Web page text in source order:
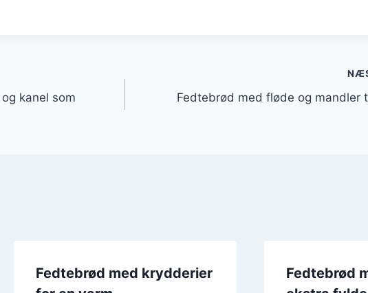
kanel som
Fedtebrød med fløde og mandler
Fedtebrød med krydderier
Fedtebrød